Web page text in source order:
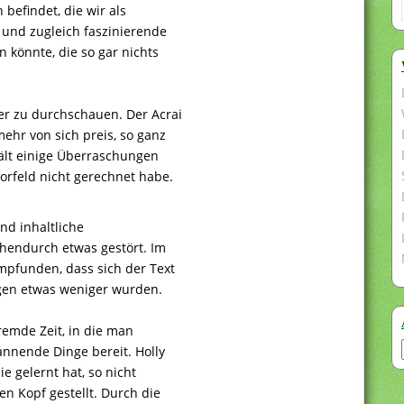
befindet, die wir als
zugleich faszinierende
könnte, die so gar nichts
zu durchschauen. Der Acrai
von sich preis, so ganz
einige Überraschungen
nicht gerechnet habe.
inhaltliche
etwas gestört. Im
dass sich der Text
etwas weniger wurden.
Zeit, in die man
Dinge bereit. Holly
gelernt hat, so nicht
Kopf gestellt. Durch die